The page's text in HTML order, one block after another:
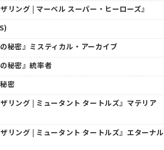
リング | マーベル スーパー・ヒーローズ』
秘密』ミスティカル・アーカイブ
秘密』統率者
密
リング | ミュータント タートルズ』マテリア
リング | ミュータント タートルズ』エターナル